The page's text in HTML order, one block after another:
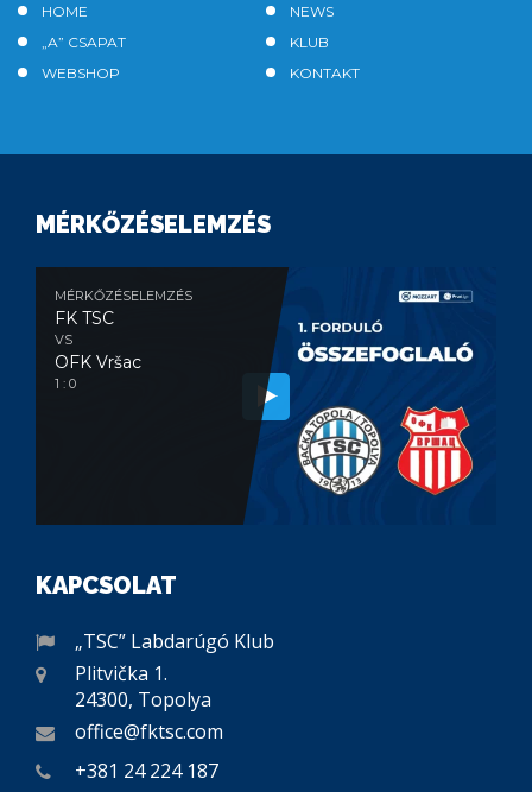
HOME
NEWS
„A” CSAPAT
KLUB
WEBSHOP
KONTAKT
MÉRKŐZÉSELEMZÉS
MÉRKŐZÉSELEMZÉS
FK TSC
VS
OFK Vršac
1 : 0
KAPCSOLAT
„TSC” Labdarúgó Klub
Plitvička 1.
24300, Topolya
office@fktsc.com
+381 24 224 187